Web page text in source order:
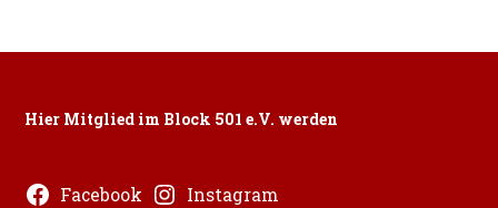
Hier Mitglied im Block 501 e.V. werden
Facebook Instagram